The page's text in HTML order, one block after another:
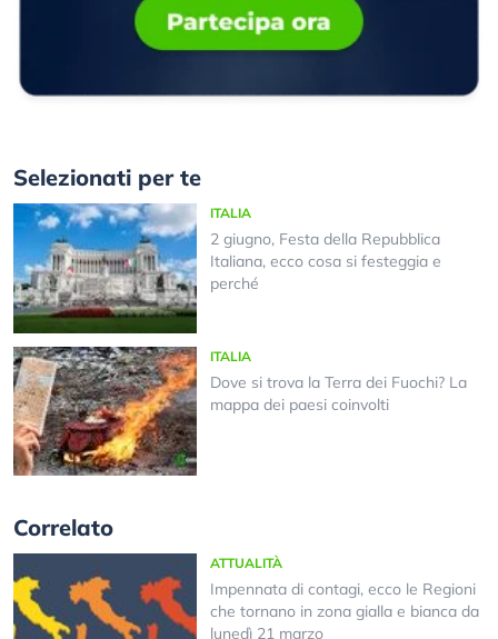
Selezionati per te
ITALIA
2 giugno, Festa della Repubblica
Italiana, ecco cosa si festeggia e
perché
ITALIA
Dove si trova la Terra dei Fuochi? La
mappa dei paesi coinvolti
Correlato
ATTUALITÀ
Impennata di contagi, ecco le Regioni
che tornano in zona gialla e bianca da
lunedì 21 marzo